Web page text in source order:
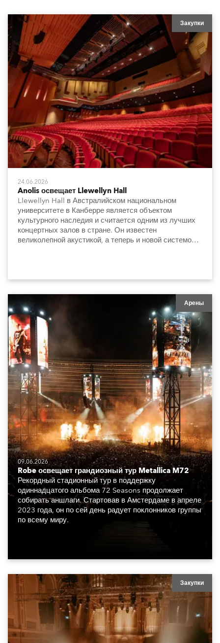
Закупки
24.06.2026
Anolis освещает Llewellyn Hall
Llewellyn Hall в Австралийском национальном
университете в Канберре является объектом
культурного наследия и считается одним из лучших
концертных залов в стране. Он известен
великолепной акустикой, а теперь и новой системой
Арены
09.06.2026
Robe освещает грандиозный тур Metallica M72
Рекордный стадионный тур в поддержку
одиннадцатого альбома 72 Seasons продолжает
собирать аншлаги. Стартовав в Амстердаме в апреле
2023 года, он по сей день радует поклонников группы
по всему миру.
Закупки